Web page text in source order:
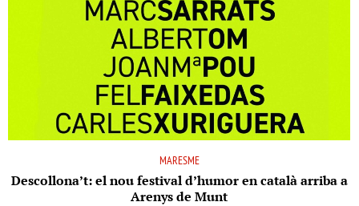
MARESME
Descollona’t: el nou festival d’humor en català arriba a
Arenys de Munt